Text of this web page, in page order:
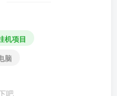
机项目
脑
吧